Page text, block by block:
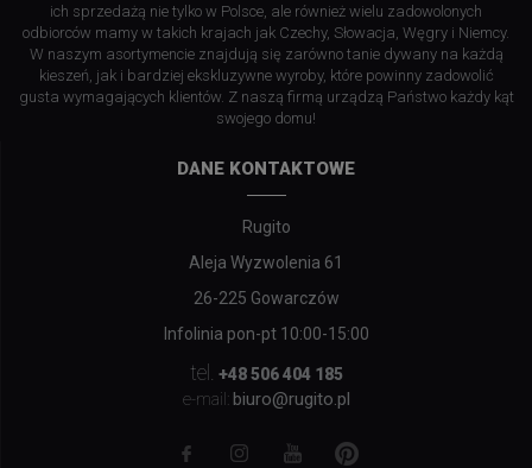
ich sprzedażą nie tylko w Polsce, ale również wielu zadowolonych
odbiorców mamy w takich krajach jak Czechy, Słowacja, Węgry i Niemcy.
W naszym asortymencie znajdują się zarówno tanie dywany na każdą
kieszeń, jak i bardziej ekskluzywne wyroby, które powinny zadowolić
gusta wymagających klientów. Z naszą firmą urządzą Państwo każdy kąt
swojego domu!
DANE KONTAKTOWE
Rugito
Aleja Wyzwolenia 61
26-225 Gowarczów
Infolinia pon-pt 10:00-15:00
tel. +48 506 404 185
e-mail: biuro@rugito.pl